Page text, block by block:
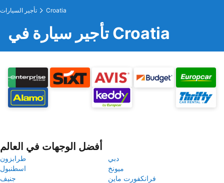
تأجير السيارات Croatia
تأجير سيارة في Croatia
أفضل الوجهات في العالم
طرابزون
دبي
اسطنبول
ميونخ
جنيف
فرانكفورت ماين